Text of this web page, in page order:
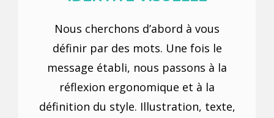
Nous cherchons d’abord à vous
définir par des mots. Une fois le
message établi, nous passons à la
réflexion ergonomique et à la
définition du style. Illustration, texte,